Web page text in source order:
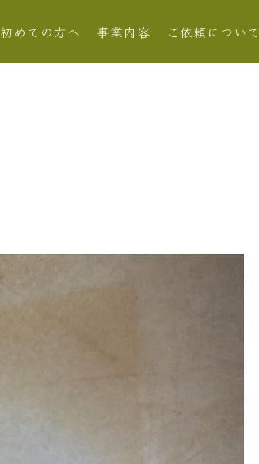
初めての方へ 事業内容 ご依頼について